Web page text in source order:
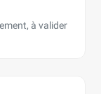
à valider